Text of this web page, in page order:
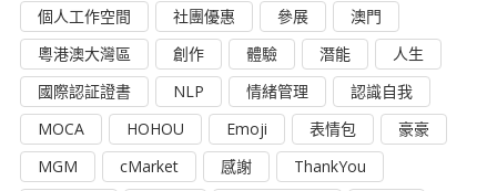
個人工作空間
社團優惠 參展
澳門
粵港澳大灣區
創作 體驗 潛能
人生
國際認証證書
NLP 情緒管理
認識自我
MOCA
HOHOU Emoji 表情包
豪豪
MGM
cMarket 感謝
ThankYou